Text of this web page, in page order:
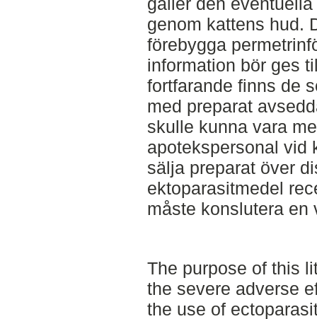
genom kattens hud.
förebygga
information bör ges
fortfarande finns de
med preparat
skulle kunna vara
apotekspersonal vid
sälja preparat över
ektoparasitmedel
måste konslutera en
The purpose of this
the severe adverse
the use of